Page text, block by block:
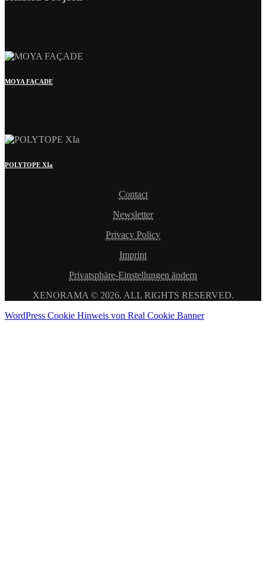
MOYA FAÇADE
POLYTOPE XIa
Contact
Newsletter
Privacy Policy
Imprint
Privatsphäre-Einstellungen ändern
XENORAMA © 2026. ALL RIGHTS RESERVED.
WordPress Cookie Hinweis von Real Cookie Banner